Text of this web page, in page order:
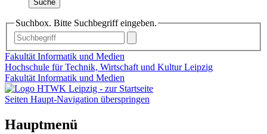
Suche
Suchbox. Bitte Suchbegriff eingeben.
Fakultät Informatik und Medien
Hochschule für Technik, Wirtschaft und Kultur Leipzig
Fakultät Informatik und Medien
Seiten Haupt-Navigation überspringen
Hauptmenü